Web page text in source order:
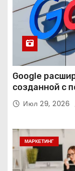
Google
созданной с
интеллекта
Июл 29, 2026
МАРКЕТИНГ